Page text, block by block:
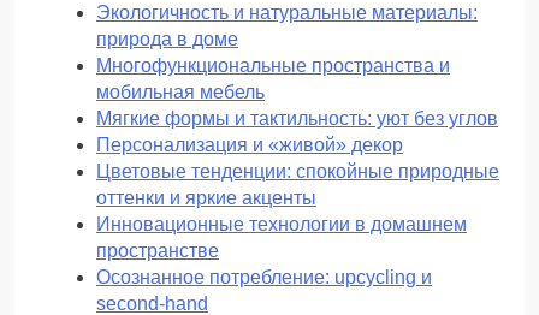
Экологичность и натуральные материалы:
природа в доме
Многофункциональные пространства и
мобильная мебель
Мягкие формы и тактильность: уют без углов
Персонализация и «живой» декор
Цветовые тенденции: спокойные природные
оттенки и яркие акценты
Инновационные технологии в домашнем
пространстве
Осознанное потребление: upcycling и
second-hand